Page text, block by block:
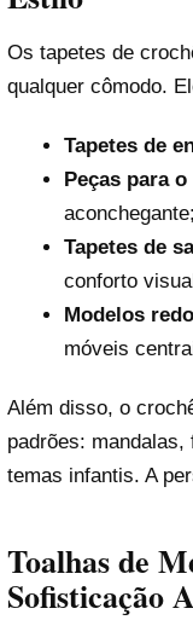
Os tapetes de
qualquer cômodo.
Tapetes de
Peças para
aconchegante;
Tapetes de
conforto
Modelos
móveis
Além disso, o
padrões:
temas infantis. A
Toalhas de
Sofisticação